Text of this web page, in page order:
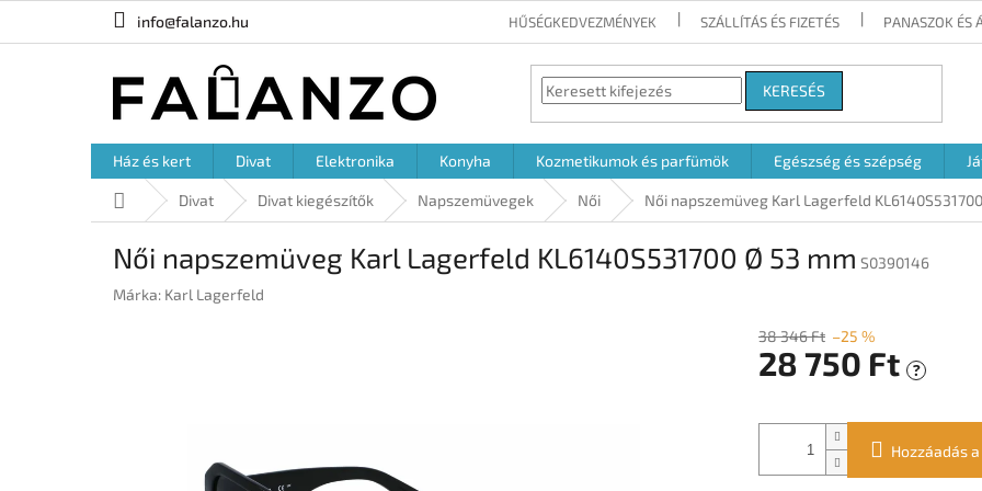
info@falanzo.hu HŰSÉGKEDVEZMÉNYEK SZÁLLÍTÁS ÉS FIZETÉS PANASZOK ÉS
KERESÉS
Ház és kert Divat Elektronika Konyha Kozmetikumok és parfümök Egészség és szépség
KezdőlapDivat Divat kiegészítők Napszemüvegek Női Női napszemüveg Karl Lagerfeld
Női napszemüveg Karl Lagerfeld KL6140S531700 Ø 53 mm S0390146
Márka: Karl Lagerfeld
38 346 Ft –25 %
28 750 Ft ?
Hozzáadás